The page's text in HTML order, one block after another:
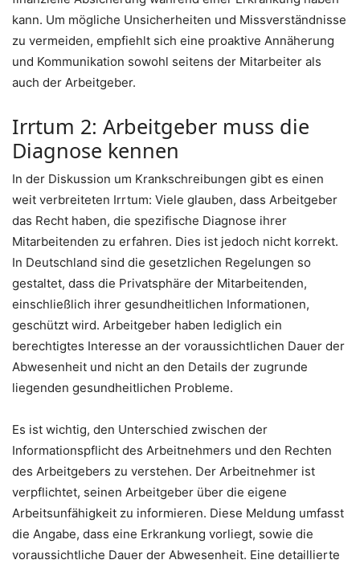
kann. Um mögliche Unsicherheiten und Missverständnisse
zu vermeiden, empfiehlt sich eine proaktive Annäherung
und Kommunikation sowohl seitens der Mitarbeiter als
auch der Arbeitgeber.
Irrtum 2: Arbeitgeber muss die
Diagnose kennen
In der Diskussion um Krankschreibungen gibt es einen
weit verbreiteten Irrtum: Viele glauben, dass Arbeitgeber
das Recht haben, die spezifische Diagnose ihrer
Mitarbeitenden zu erfahren. Dies ist jedoch nicht korrekt.
In Deutschland sind die gesetzlichen Regelungen so
gestaltet, dass die Privatsphäre der Mitarbeitenden,
einschließlich ihrer gesundheitlichen Informationen,
geschützt wird. Arbeitgeber haben lediglich ein
berechtigtes Interesse an der voraussichtlichen Dauer der
Abwesenheit und nicht an den Details der zugrunde
liegenden gesundheitlichen Probleme.
Es ist wichtig, den Unterschied zwischen der
Informationspflicht des Arbeitnehmers und den Rechten
des Arbeitgebers zu verstehen. Der Arbeitnehmer ist
verpflichtet, seinen Arbeitgeber über die eigene
Arbeitsunfähigkeit zu informieren. Diese Meldung umfasst
die Angabe, dass eine Erkrankung vorliegt, sowie die
voraussichtliche Dauer der Abwesenheit. Eine detaillierte